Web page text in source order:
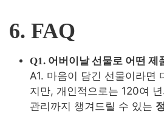
6. FAQ
Q1. 어버이날 선물로 어떤 제
A1. 마음이 담긴 선물이라면
지만, 개인적으로는 120여
관리까지 챙겨드릴 수 있는